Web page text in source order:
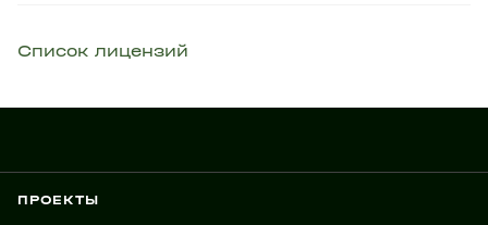
Список лицензий
ПРОЕКТЫ